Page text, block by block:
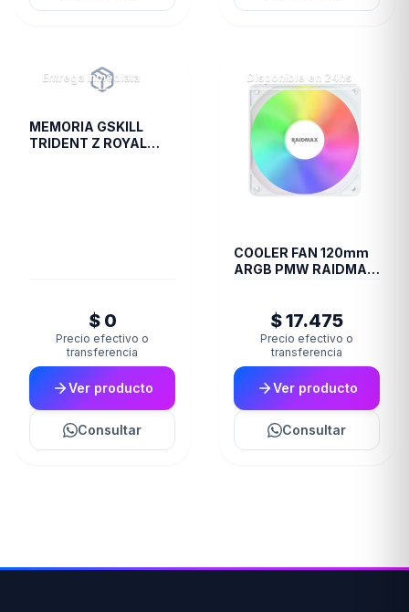
Entrega inmediata
MEMORIA GSKILL
TRIDENT Z ROYAL
$ 0
Precio efectivo o
transferencia
Ver producto
Consultar
Disponible en 24hs
COOLER FAN 120mm
ARGB PMW RAIDMAX
$ 17.475
Precio efectivo o
transferencia
Ver producto
Consultar